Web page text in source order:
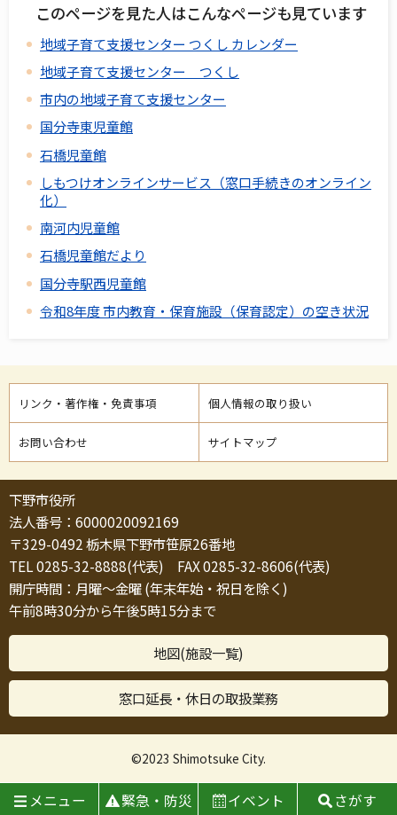
このページを見た人はこんなページも見ています
地域子育て支援センター つくし カレンダー
地域子育て支援センター つくし
市内の地域子育て支援センター
国分寺東児童館
石橋児童館
しもつけオンラインサービス（窓口手続きのオンライン
化）
南河内児童館
石橋児童館だより
国分寺駅西児童館
令和8年度 市内教育・保育施設（保育認定）の空き状況
リンク・著作権・免責事項 個人情報の取り扱い
お問い合わせ サイトマップ
下野市役所
法人番号：6000020092169
〒329-0492 栃木県下野市笹原26番地
TEL 0285-32-8888(代表) FAX 0285-32-8606(代表)
開庁時間：月曜～金曜 (年末年始・祝日を除く)
午前8時30分から午後5時15分まで
地図(施設一覧)
窓口延長・休日の取扱業務
©2023 Shimotsuke City.
メニュー 緊急・防災 イベント さがす